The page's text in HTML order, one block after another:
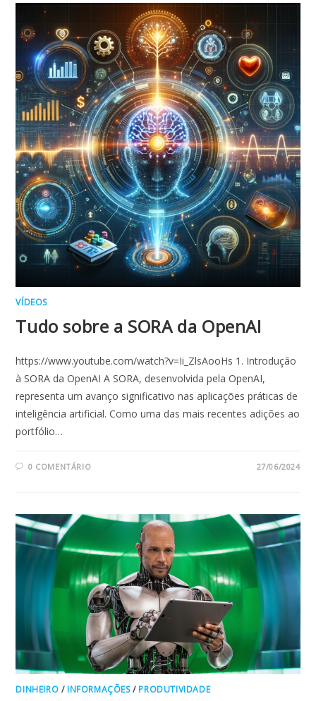
VÍDEOS
Tudo sobre a SORA da OpenAI
https://www.youtube.com/watch?v=Ii_ZlsAooHs 1. Introdução
à SORA da OpenAI A SORA, desenvolvida pela OpenAI,
representa um avanço significativo nas aplicações práticas de
inteligência artificial. Como uma das mais recentes adições ao
portfólio…
0 COMENTÁRIO 27/06/2024
DINHEIRO / INFORMAÇÕES/ PRODUTIVIDADE